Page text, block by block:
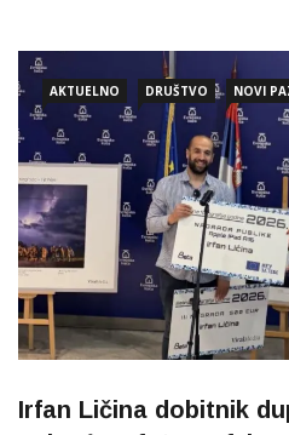
AKTUELNO DRUŠTVO NOVI
Irfan Ličina dobitnik